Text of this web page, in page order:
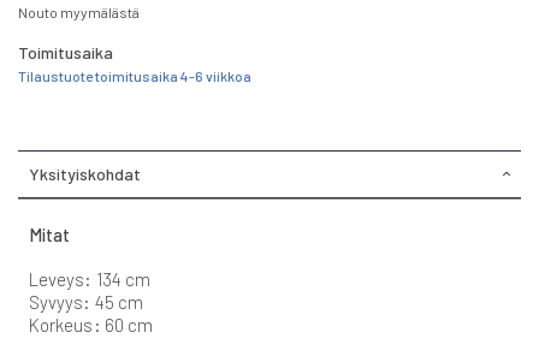
Nouto myymälästä
Toimitusaika
Tilaustuote toimitusaika 4-6 viikkoa
Yksityiskohdat
Mitat
Leveys: 134 cm
Syvyys: 45 cm
Korkeus: 60 cm